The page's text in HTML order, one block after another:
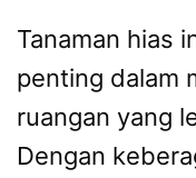
Tanaman hias
penting dalam
ruangan yang
Dengan